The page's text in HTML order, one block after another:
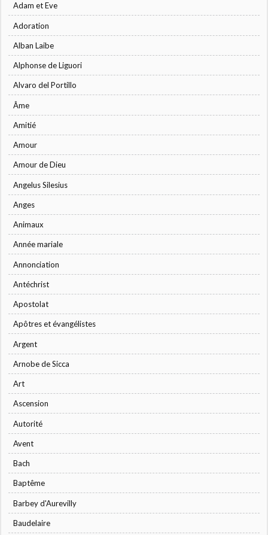
Adam et Eve
Adoration
Alban Laibe
Alphonse de Liguori
Alvaro del Portillo
Âme
Amitié
Amour
Amour de Dieu
Angelus Silesius
Anges
Animaux
Année mariale
Annonciation
Antéchrist
Apostolat
Apôtres et évangélistes
Argent
Arnobe de Sicca
Art
Ascension
Autorité
Avent
Bach
Baptême
Barbey d'Aurevilly
Baudelaire